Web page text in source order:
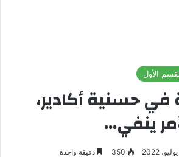
الأول
حسنية أكادير،
ينفي…
350 دقيقة واحدة